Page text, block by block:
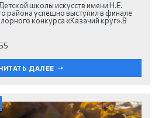
школы искусств имени Н.Е.
района успешно выступил в финале
конкурса «Казачий круг».⁣В
ДАЛЕЕ